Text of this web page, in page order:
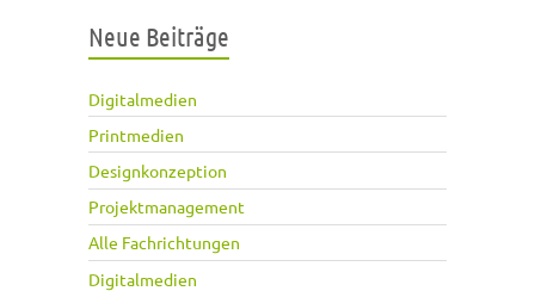
Neue Beiträge
Digitalmedien
Printmedien
Designkonzeption
Projektmanagement
Alle Fachrichtungen
Digitalmedien